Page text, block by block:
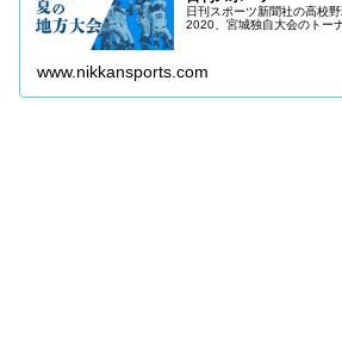
日刊スポーツ新聞社の高校
2020、宮城独自大会のトー
www.nikkansports.com